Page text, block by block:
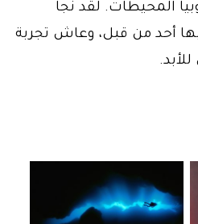
المحيطات. لقد نجا
بها أحد من قبل، وعاش تجربة